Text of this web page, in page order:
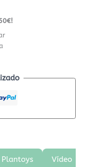
Plantoys Vídeo